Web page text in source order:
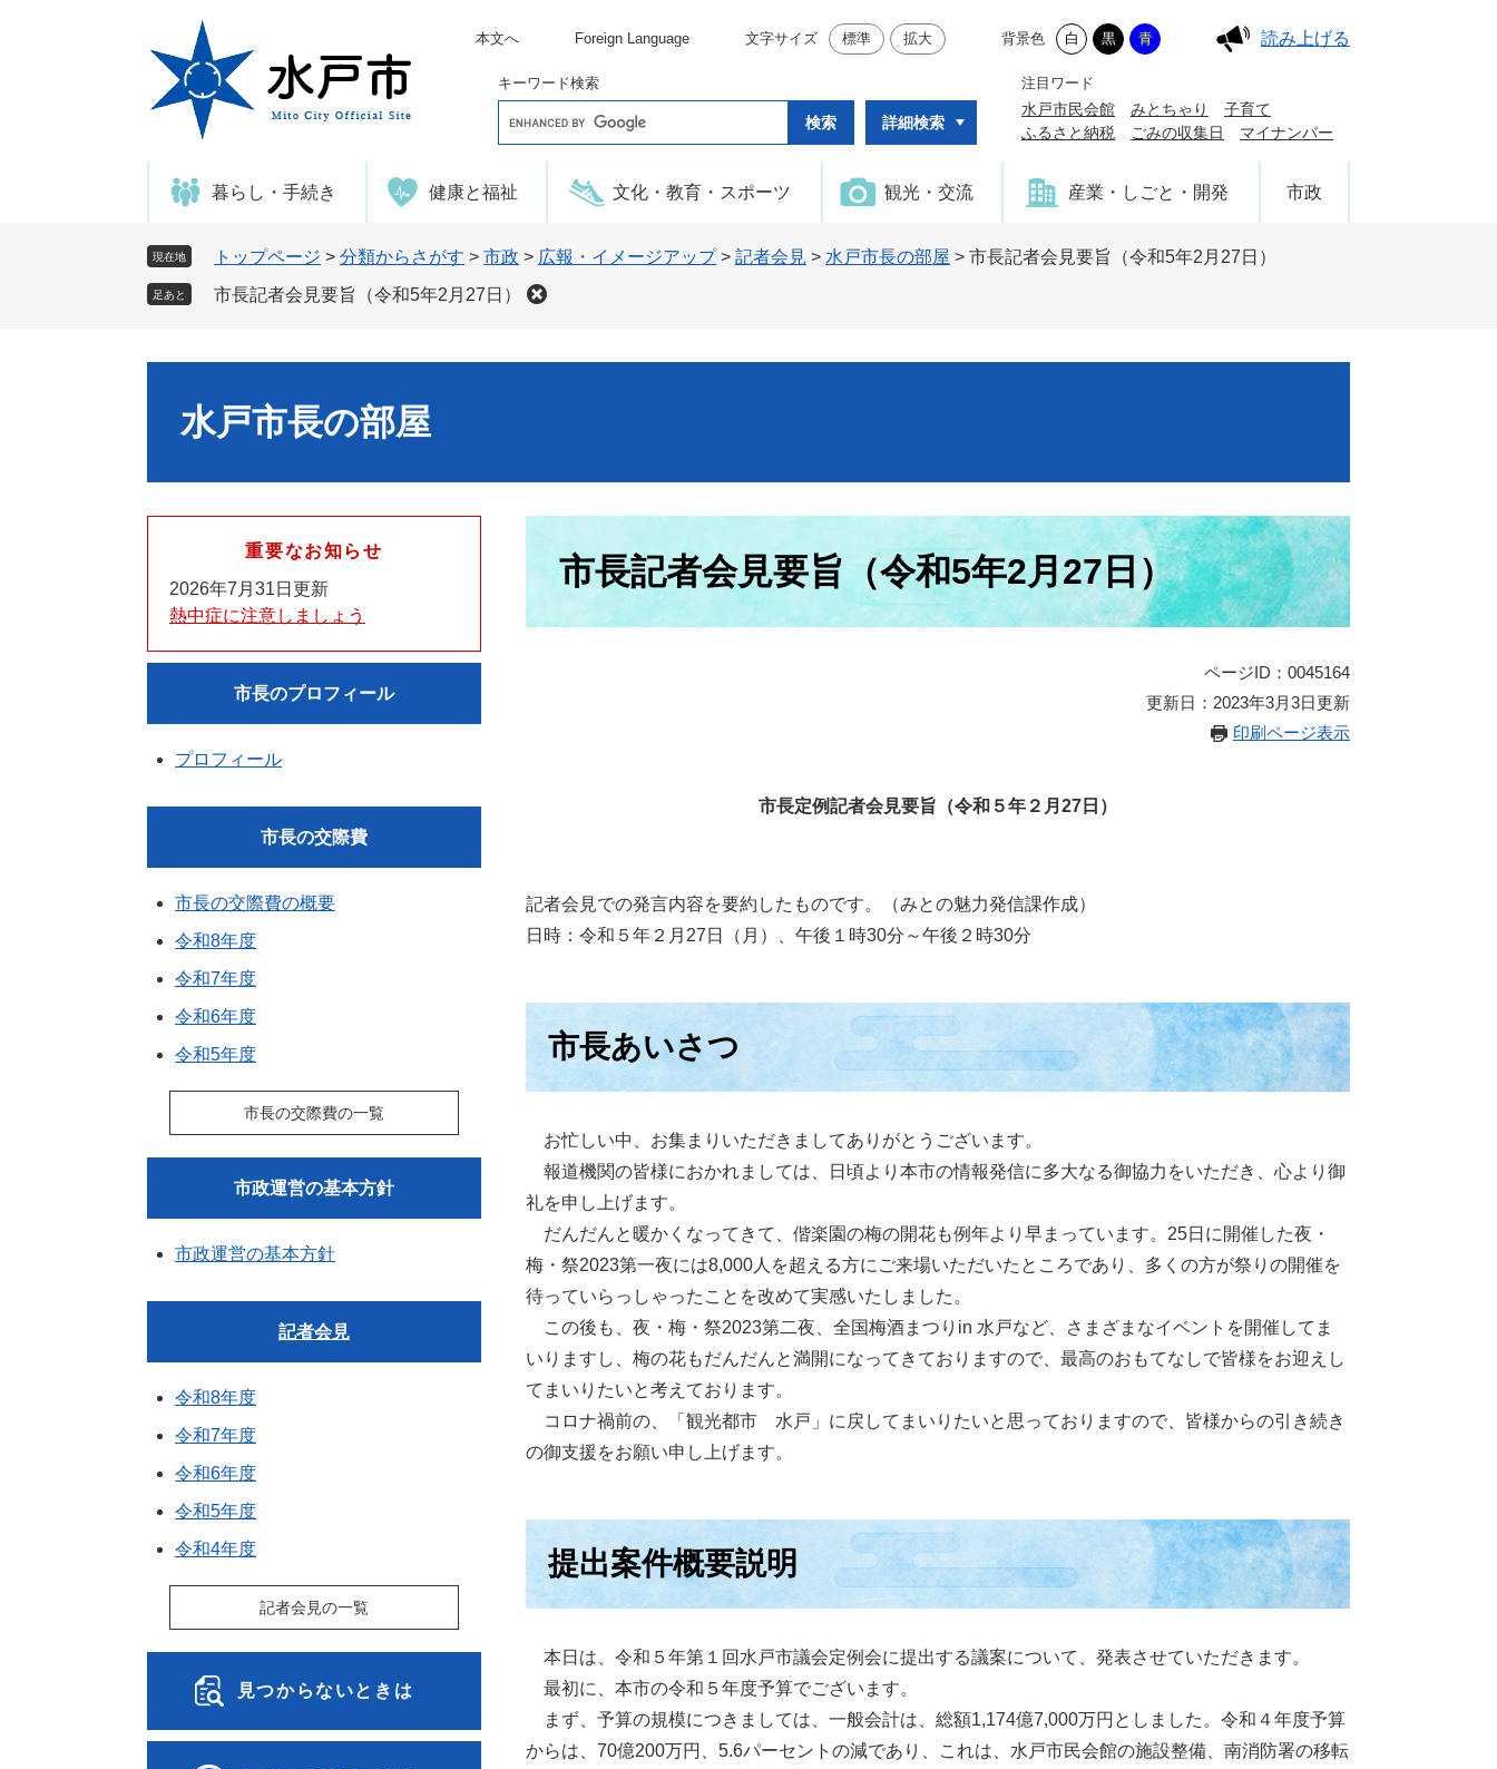
本文へ Foreign Language 文字サイズ 標準 拡大 背景色 白 黒 青 読み上げる
キーワード検索
o
e
タ
ム
検
索
詳細検索
注目ワード
水戸市民会館 みとちゃり
子育て
ふるさと納税
ごみの収集日 マイナンバー
暮らし・手続き 健康と福祉 文化・教育・スポーツ 観光・交流 産業・しごと・開発 市政
現在地 トップページ > 分類からさがす > 市政 > 広報・イメージアップ > 記者会見 > 水戸市長の部屋 > 市長記者会見要旨（令和5年2月27日）
足あと 市長記者会見要旨（令和5年2月27日）
水戸市長の部屋
市長記者会見要旨（令和5年2月27日）
ページID：0045164
更新日：2023年3月3日更新
印刷ページ表示
市長定例記者会見要旨（令和５年２月27日）
記者会見での発言内容を要約したものです。（みとの魅力発信課作成）
日時：令和５年２月27日（月）、午後１時30分～午後２時30分
市長あいさつ
お忙しい中、お集まりいただきましてありがとうございます。
報道機関の皆様におかれましては、日頃より本市の情報発信に多大なる御協力をいただき、心より御
礼を申し上げます。
だんだんと暖かくなってきて、偕楽園の梅の開花も例年より早まっています。25日に開催した夜・
梅・祭2023第一夜には8,000人を超える方にご来場いただいたところであり、多くの方が祭りの開催を
待っていらっしゃったことを改めて実感いたしました。
この後も、夜・梅・祭2023第二夜、全国梅酒まつりin 水戸など、さまざまなイベントを開催してま
いりますし、梅の花もだんだんと満開になってきておりますので、最高のおもてなしで皆様をお迎えし
てまいりたいと考えております。
コロナ禍前の、「観光都市 水戸」に戻してまいりたいと思っておりますので、皆様からの引き続き
の御支援をお願い申し上げます。
提出案件概要説明
本日は、令和５年第１回水戸市議会定例会に提出する議案について、発表させていただきます。
最初に、本市の令和５年度予算でございます。
まず、予算の規模につきましては、一般会計は、総額1,174億7,000万円としました。令和４年度予算
からは、70億200万円、5.6パーセントの減であり、これは、水戸市民会館の施設整備、南消防署の移転
重要なお知らせ
2026年7月31日更新
熱中症に注意しましょう
市長のプロフィール
プロフィール
市長の交際費
市長の交際費の概要
令和8年度
令和7年度
令和6年度
令和5年度
市長の交際費の一覧
市政運営の基本方針
市政運営の基本方針
記者会見
令和8年度
令和7年度
令和6年度
令和5年度
令和4年度
記者会見の一覧
見つからないときは